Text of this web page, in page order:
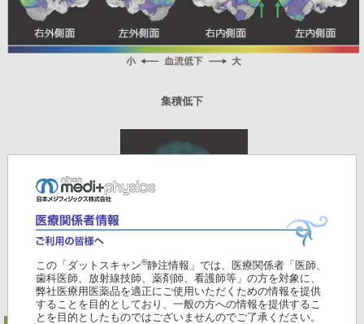
集積低下
この「ダットスキャン®静注情報」では、医療関係者「医師、
歯科医師、放射線技師、薬剤師、看護師等」の方を対象に、
弊社医療用医薬品を適正にご使用いただくための情報を提供
することを目的としており、一般の方への情報を提供するこ
とを目的としたものではございませんのでご了承ください。